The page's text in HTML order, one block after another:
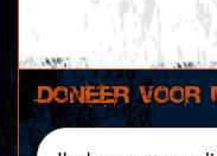
Doneer voor